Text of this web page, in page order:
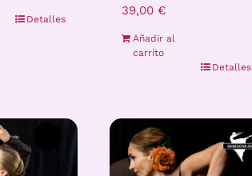
Detalles
39,00 €
Añadir al
carrito
Detalles